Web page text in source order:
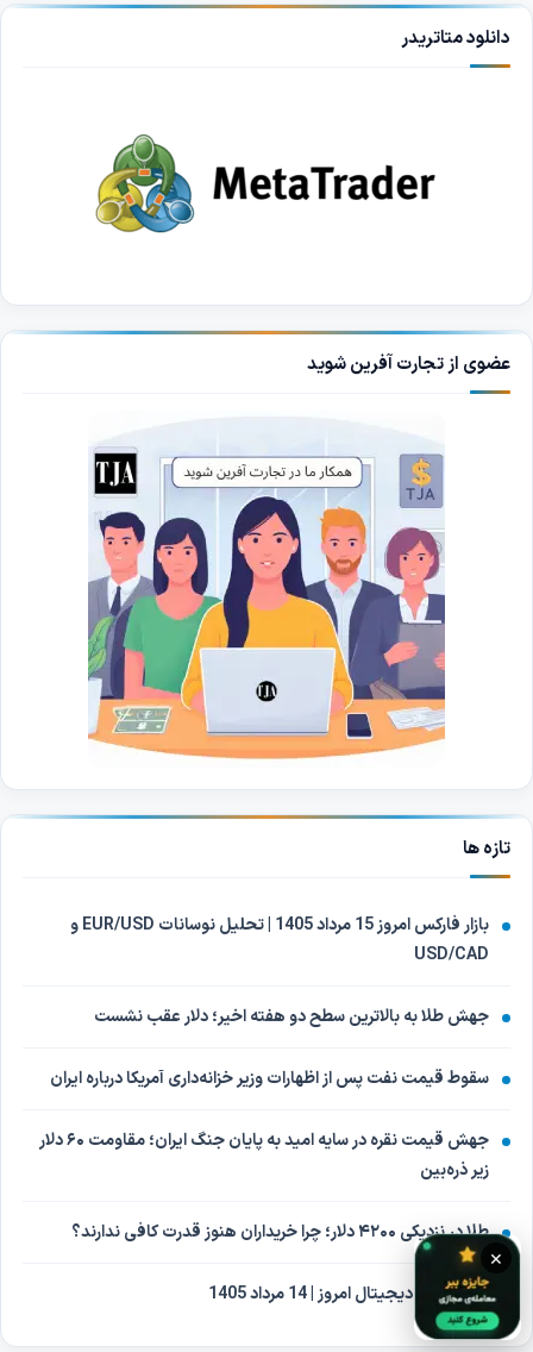
دانلود متاتریدر
عضوی از تجارت آفرین شوید
تازه ها
بازار فارکس امروز 15 مرداد 1405 | تحلیل نوسانات EUR/USD و
USD/CAD
جهش طلا به بالاترین سطح دو هفته اخیر؛ دلار عقب نشست
سقوط قیمت نفت پس از اظهارات وزیر خزانه‌داری آمریکا درباره ایران
جهش قیمت نقره در سایه امید به پایان جنگ ایران؛ مقاومت ۶۰ دلار
زیر ذره‌بین
طلا در نزدیکی ۴۲۰۰ دلار؛ چرا خریداران هنوز قدرت کافی ندارند؟
بازار ارزهای دیجیتال امروز | 14 مرداد 1405
×